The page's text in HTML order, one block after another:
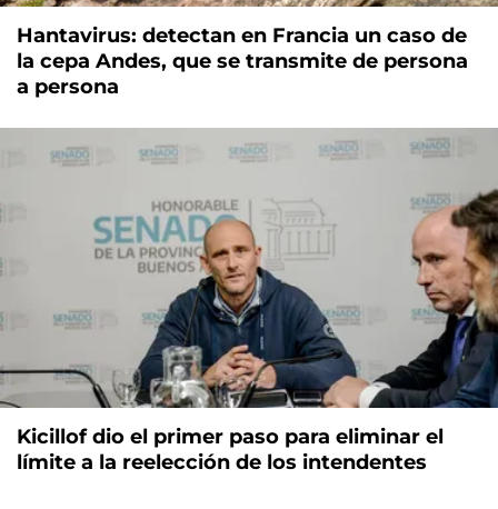
Hantavirus: detectan en Francia un caso de
la cepa Andes, que se transmite de persona
a persona
Kicillof dio el primer paso para eliminar el
límite a la reelección de los intendentes